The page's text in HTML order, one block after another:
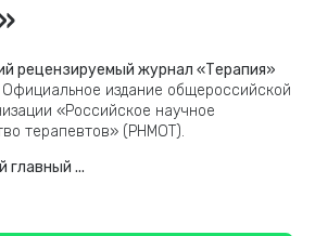
рецензируемый журнал «Терапия»
Официальное издание общероссийской
«Российское научное
терапевтов» (РНМОТ).
главный ...